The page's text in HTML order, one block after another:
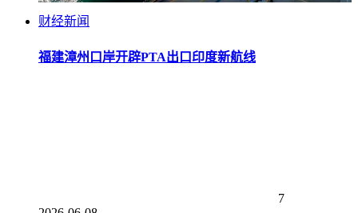
财经新闻
福建漳州口岸开辟PTA出口印度新航线
7